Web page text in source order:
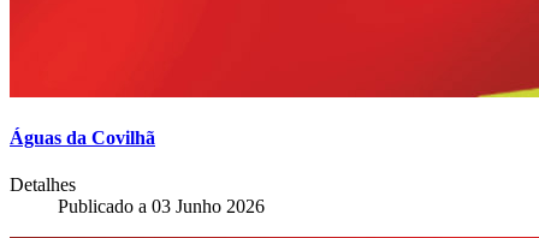
Águas da Covilhã
Detalhes
Publicado a 03 Junho 2026